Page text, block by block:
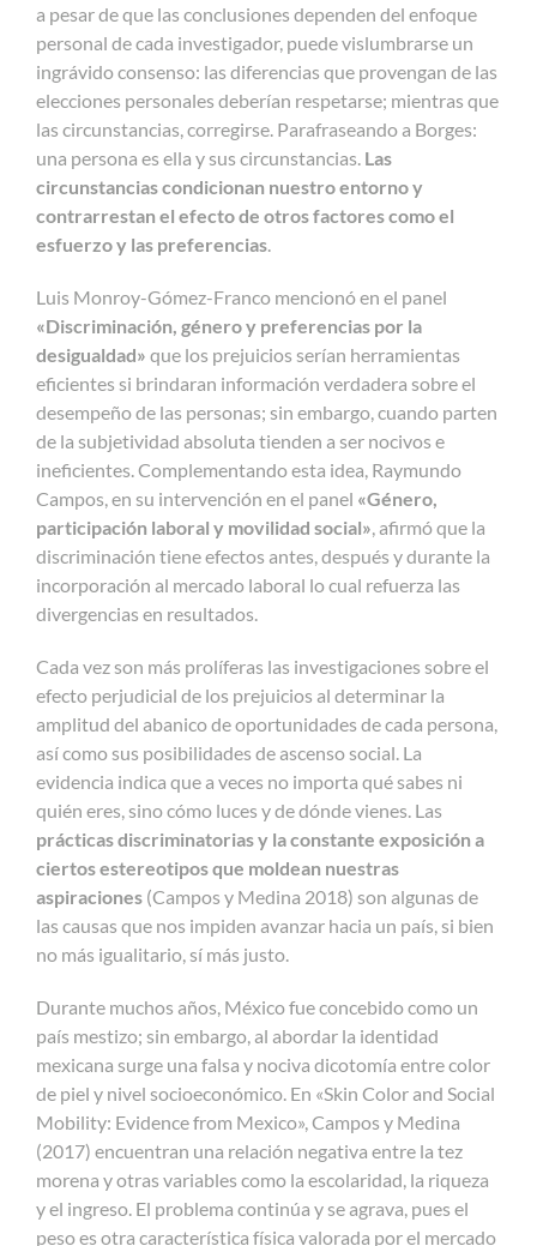
a pesar de que las conclusiones dependen del enfoque
personal de cada investigador, puede vislumbrarse un
ingrávido consenso: las diferencias que provengan de las
elecciones personales deberían respetarse; mientras que
las circunstancias, corregirse. Parafraseando a Borges:
una persona es ella y sus circunstancias. Las
circunstancias condicionan nuestro entorno y
contrarrestan el efecto de otros factores como el
esfuerzo y las preferencias.
Luis Monroy-Gómez-Franco mencionó en el panel
«Discriminación, género y preferencias por la
desigualdad» que los prejuicios serían herramientas
eficientes si brindaran información verdadera sobre el
desempeño de las personas; sin embargo, cuando parten
de la subjetividad absoluta tienden a ser nocivos e
ineficientes. Complementando esta idea, Raymundo
Campos, en su intervención en el panel «Género,
participación laboral y movilidad social», afirmó que la
discriminación tiene efectos antes, después y durante la
incorporación al mercado laboral lo cual refuerza las
divergencias en resultados.
Cada vez son más prolíferas las investigaciones sobre el
efecto perjudicial de los prejuicios al determinar la
amplitud del abanico de oportunidades de cada persona,
así como sus posibilidades de ascenso social. La
evidencia indica que a veces no importa qué sabes ni
quién eres, sino cómo luces y de dónde vienes. Las
prácticas discriminatorias y la constante exposición a
ciertos estereotiposque moldean nuestras
aspiraciones (Campos y Medina 2018) son algunas de
las causas que nos impiden avanzar hacia un país, si bien
no más igualitario, sí más justo.
Durante muchos años, México fue concebido como un
país mestizo; sin embargo, al abordar la identidad
mexicana surge una falsa y nociva dicotomía entre color
de piel y nivel socioeconómico. En «Skin Color and Social
Mobility: Evidence from Mexico», Campos y Medina
(2017) encuentran una relación negativa entre la tez
morena y otras variables como la escolaridad, la riqueza
y el ingreso. El problema continúa y se agrava, pues el
peso es otra característica física valorada por el mercado